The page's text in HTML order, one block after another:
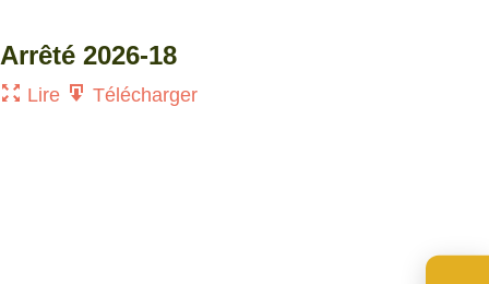
Arrêté 2026-18
Lire Télécharger